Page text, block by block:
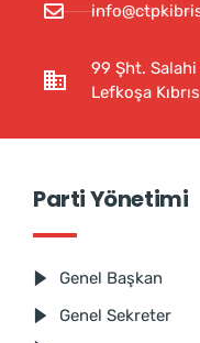
99 Şht.
Lefkoşa Kıbrıs
Parti Yönetimi
Genel Başkan
Genel Sekreter